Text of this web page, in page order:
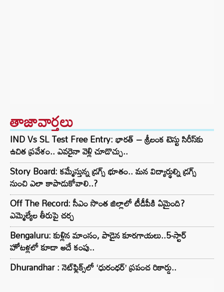
తాజావార్తలు
IND Vs SL Test Free Entry: భారత్ – శ్రీలంక టెస్టు సిరీస్‌కు
ఉచిత ప్రవేశం.. ఎవరైనా వెళ్లి చూడొచ్చు..
Story Board: కమ్మేస్తున్న డ్రగ్స్ భూతం.. మన విద్యార్థుల్ని డ్రగ్స్
నుంచి ఎలా కాపాడుకోవాలి..?
Off The Record: సీఎం సొంత జిల్లాలో టీడీపీకి ఏమైంది?
ఎమ్మెల్యేల తీరుపై చర్చ
Bengaluru: కుళ్లిన మాంసం, పాడైన కూరగాయలు..5-స్టార్
హోటళ్లలో కూడా అదే కంపు..
Dhurandhar : నెట్‌ఫ్లిక్స్‌లో ‘ధురంధర్’ ప్రపంచ రికార్డు..